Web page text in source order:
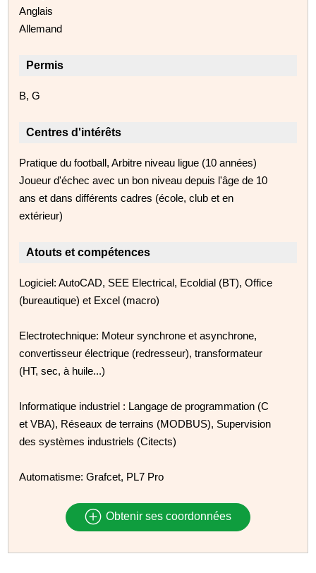
Anglais
Allemand
Permis
B, G
Centres d'intérêts
Pratique du football, Arbitre niveau ligue (10 années)
Joueur d'échec avec un bon niveau depuis l'âge de 10
ans et dans différents cadres (école, club et en
extérieur)
Atouts et compétences
Logiciel: AutoCAD, SEE Electrical, Ecoldial (BT), Office
(bureautique) et Excel (macro)
Electrotechnique: Moteur synchrone et asynchrone,
convertisseur électrique (redresseur), transformateur
(HT, sec, à huile...)
Informatique industriel : Langage de programmation (C
et VBA), Réseaux de terrains (MODBUS), Supervision
des systèmes industriels (Citects)
Automatisme: Grafcet, PL7 Pro
Obtenir ses coordonnées